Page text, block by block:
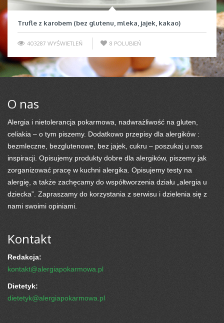
Trufle z karobem (bez glutenu, mleka, jajek, kakao)
403287 WYŚWIETLEŃ 8 POLUBIEŃ
O nas
Alergia i nietolerancja pokarmowa, nadwrażliwość na gluten,
celiakia – o tym piszemy. Dodatkowo przepisy dla alergików :
bezmleczne, bezglutenowe, bez jajek, cukru – poszukaj u nas
inspiracji. Opisujemy produkty dobre dla alergików, piszemy jak
zorganizować pracę w kuchni alergika. Opisujemy testy na
alergię, a także zachęcamy do współtworzenia działu „alergia u
dziecka”. Zapraszamy do korzystania z serwisu i dzielenia się z
nami swoimi opiniami.
Kontakt
Redakcja:
kontakt@alergiapokarmowa.pl
Dietetyk:
dietetyk@alergiapokarmowa.pl